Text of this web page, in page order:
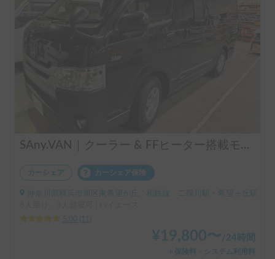
SAny.VAN｜クーラー & FFヒーター搭載モデル
カーシェア カーシェア保険
神奈川県横浜市旭区東希望が丘, ' 相鉄線 二俣川駅・希望ヶ丘駅
5.00
¥ 19,800〜 /24時間
＋保険料・システム利用料